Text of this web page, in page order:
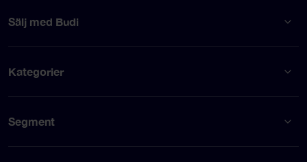
Sälj med Budi
Kategorier
Segment